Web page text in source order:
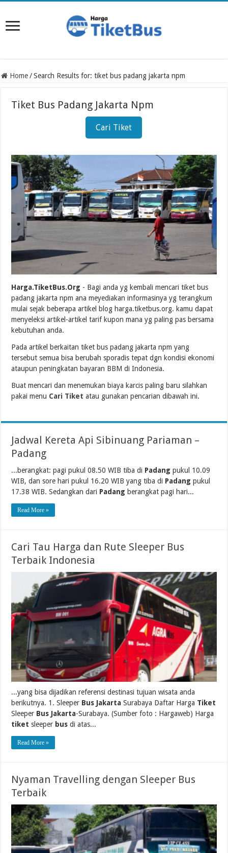
Home / Search Results for: tiket bus padang jakarta npm
Tiket Bus Padang Jakarta Npm
Cari Tiket
Harga.TiketBus.Org - Bagi anda yg kembali mencari tiket bus
padang jakarta npm ana meyediakan informasinya yg terangkum
mulai sejak beberapa artikel blog harga.tiketbus.org. kamu dapat
menyeleksi artikel-artikel tarif kupon mana yg paling pas bersama
kebutuhan anda.
Pada artikel berkaitan tiket bus padang jakarta npm yang
tersebut semua bisa berubah sporadis tepat dgn kondisi ekonomi
ataupun peningkatan bayaran BBM di Indonesia.
Buat mencari dan menemukan biaya karcis paling baru silahkan
pakai menu Cari Tiket atau gunakan pencarian dibawah ini.
Jadwal Kereta Api Sibinuang Pariaman –
Padang
...berangkat: pagi pukul 08.50 WIB tiba di Padang pukul 10.09
WIB, dan sore hari pukul 16.20 WIB yang tiba di Padang pukul
17.38 WIB. Sedangkan dari Padang berangkat pagi hari...
Read More »
Cari Tau Harga dan Rute Sleeper Bus
Terbaik Indonesia
...yang bisa dijadikan referensi destinasi tujuan wisata anda
berikutnya. 1. Sleeper Bus Jakarta Surabaya Daftar Harga Tiket
Sleeper Bus Jakarta-Surabaya. (Sumber foto : Hargaweb) Harga
tiket sleeper bus di atas...
Read More »
Nyaman Travelling dengan Sleeper Bus
Terbaik